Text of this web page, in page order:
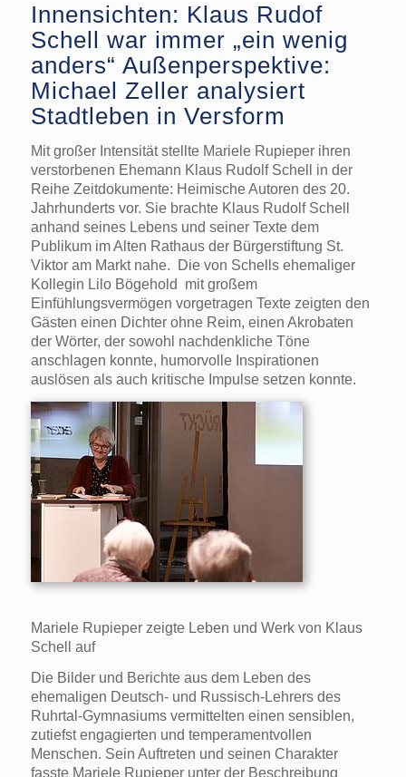
Innensichten: Klaus Rudof
Schell war immer „ein wenig
anders“ Außenperspektive:
Michael Zeller analysiert
Stadtleben in Versform
Mit großer Intensität stellte Mariele Rupieper ihren
verstorbenen Ehemann Klaus Rudolf Schell in der
Reihe Zeitdokumente: Heimische Autoren des 20.
Jahrhunderts vor. Sie brachte Klaus Rudolf Schell
anhand seines Lebens und seiner Texte dem
Publikum im Alten Rathaus der Bürgerstiftung St.
Viktor am Markt nahe. Die von Schells ehemaliger
Kollegin Lilo Bögehold mit großem
Einfühlungsvermögen vorgetragen Texte zeigten den
Gästen einen Dichter ohne Reim, einen Akrobaten
der Wörter, der sowohl nachdenkliche Töne
anschlagen konnte, humorvolle Inspirationen
auslösen als auch kritische Impulse setzen konnte.
Mariele Rupieper zeigte Leben und Werk von Klaus
Schell auf
Die Bilder und Berichte aus dem Leben des
ehemaligen Deutsch- und Russisch-Lehrers des
Ruhrtal-Gymnasiums vermittelten einen sensiblen,
zutiefst engagierten und temperamentvollen
Menschen. Sein Auftreten und seinen Charakter
fasste Mariele Rupieper unter der Beschreibung